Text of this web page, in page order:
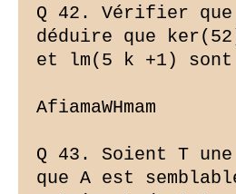
Q 42. Vérifier que
déduire que
et lm(5 k +1) sont
AfiamaWHmam
Q 43. Soient T
que A est